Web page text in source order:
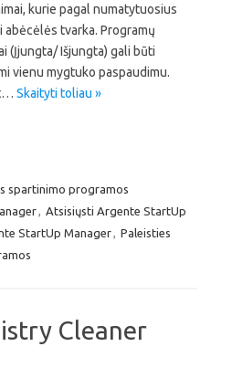
kurie pagal numatytuosius
tvarka. Programų
(Įjungta/ Išjungta) gali būti
vienu mygtuko paspaudimu.
Skaityti toliau »
spartinimo programos
Atsisiųsti Argente StartUp
StartUp Manager
Paleisties
Cleaner